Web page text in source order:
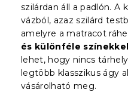
szilárdan áll a padlón. A
vázból, azaz szilárd
amelyre a matracot
és különféle
lehet, hogy nincs
legtöbb klasszikus ágy
vásárolható meg.